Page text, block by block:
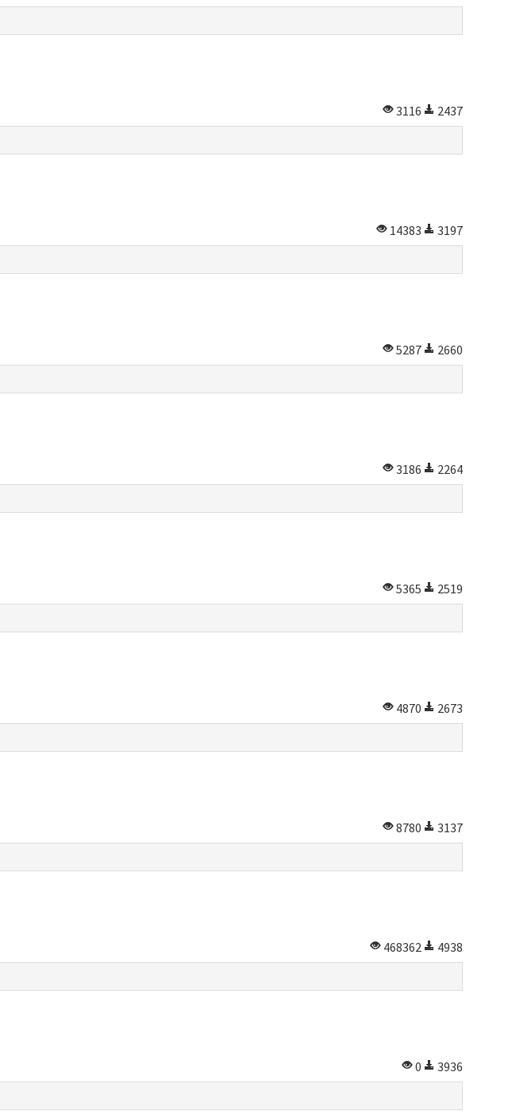
3116
2437
14383
3197
5287
2660
3186
2264
5365
2519
4870
2673
8780
3137
468362
4938
0
3936